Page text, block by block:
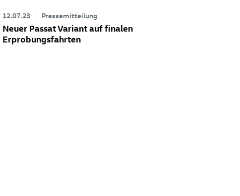
12.07.23 Pressemitteilung
Neuer Passat Variantauf finalen
Erprobungsfahrten